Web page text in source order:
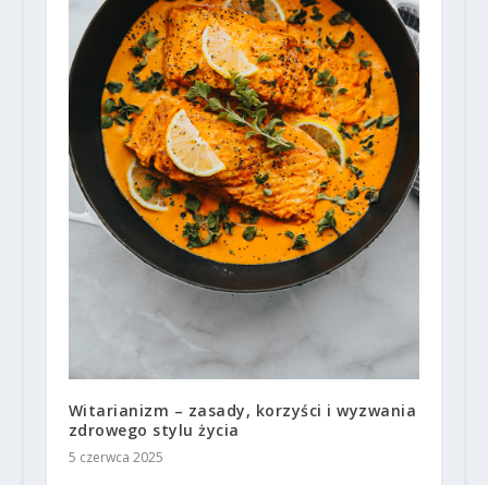
Witarianizm – zasady, korzyści i wyzwania
zdrowego stylu życia
5 czerwca 2025